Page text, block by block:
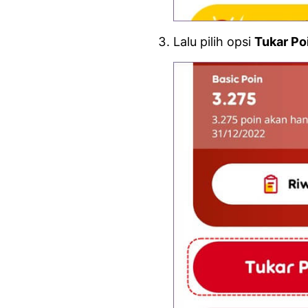
Lalu pilih opsi Tukar